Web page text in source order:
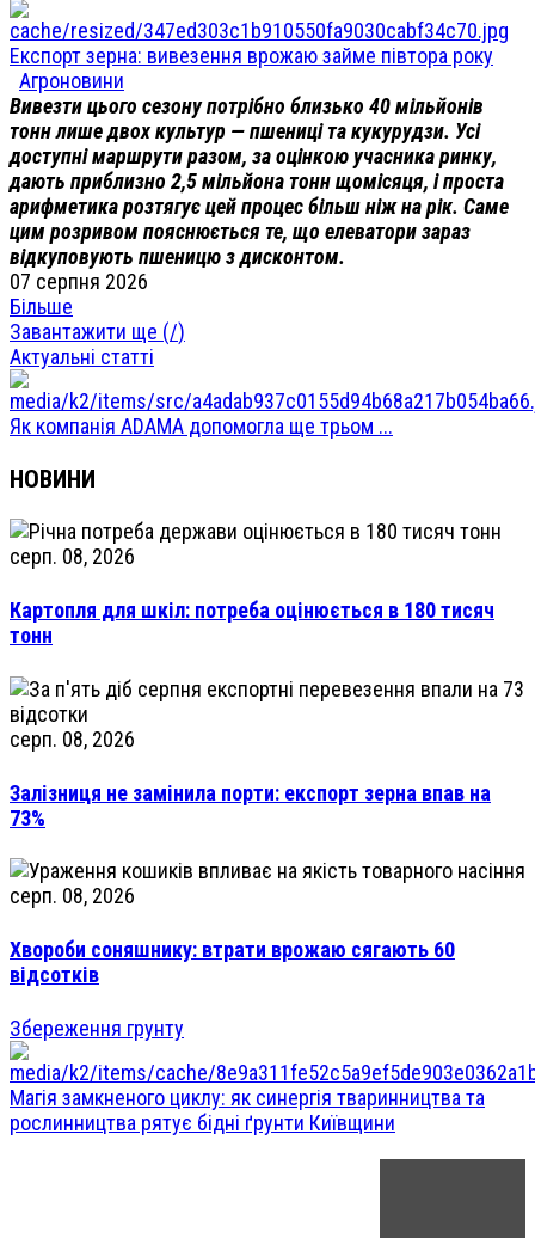
Експорт зерна: вивезення врожаю займе півтора року
Агроновини
Вивезти цього сезону потрібно близько 40 мільйонів
тонн лише двох культур — пшениці та кукурудзи. Усі
доступні маршрути разом, за оцінкою учасника ринку,
дають приблизно 2,5 мільйона тонн щомісяця, і проста
арифметика розтягує цей процес більш ніж на рік. Саме
цим розривом пояснюється те, що елеватори зараз
відкуповують пшеницю з дисконтом.
07 серпня 2026
Більше
Завантажити ще (/)
Актуальні статті
Як компанія ADAMA допомогла ще трьом ...
НОВИНИ
серп. 08, 2026
Картопля для шкіл: потреба оцінюється в 180 тисяч
тонн
серп. 08, 2026
Залізниця не замінила порти: експорт зерна впав на
73%
серп. 08, 2026
Хвороби соняшнику: втрати врожаю сягають 60
відсотків
Збереження грунту
Магія замкненого циклу: як синергія тваринництва та
рослинництва рятує бідні ґрунти Київщини